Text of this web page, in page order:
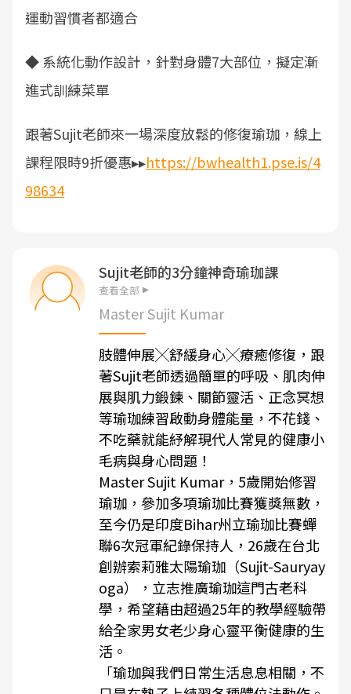
運動習慣者都適合
◆ 系統化動作設計，針對身體7大部位，擬定漸
進式訓練菜單
跟著Sujit老師來一場深度放鬆的修復瑜珈，線上
課程限時9折優惠▸▸https://bwhealth1.pse.is/4
98634
Sujit老師的3分鐘神奇瑜珈課
查看全部
Master Sujit Kumar
肢體伸展╳舒緩身心╳療癒修復，跟
著Sujit老師透過簡單的呼吸、肌肉伸
展與肌力鍛鍊、關節靈活、正念冥想
等瑜珈練習啟動身體能量，不花錢、
不吃藥就能紓解現代人常見的健康小
毛病與身心問題！
Master Sujit Kumar，5歲開始修習
瑜珈，參加多項瑜珈比賽獲獎無數，
至今仍是印度Bihar州立瑜珈比賽蟬
聯6次冠軍紀錄保持人，26歲在台北
創辦索莉雅太陽瑜珈（Sujit-Sauryay
oga），立志推廣瑜珈這門古老科
學，希望藉由超過25年的教學經驗帶
給全家男女老少身心靈平衡健康的生
活。
「瑜珈與我們日常生活息息相關，不